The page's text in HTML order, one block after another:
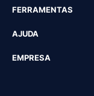
FERRAMENTAS
AJUDA
EMPRESA